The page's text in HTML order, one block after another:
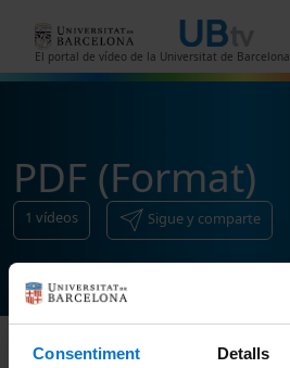
Consentiment Detalls
El portal de vídeo de la Universitat de Barcelona
PDF (Format)
1 vídeos Sigue y comparte